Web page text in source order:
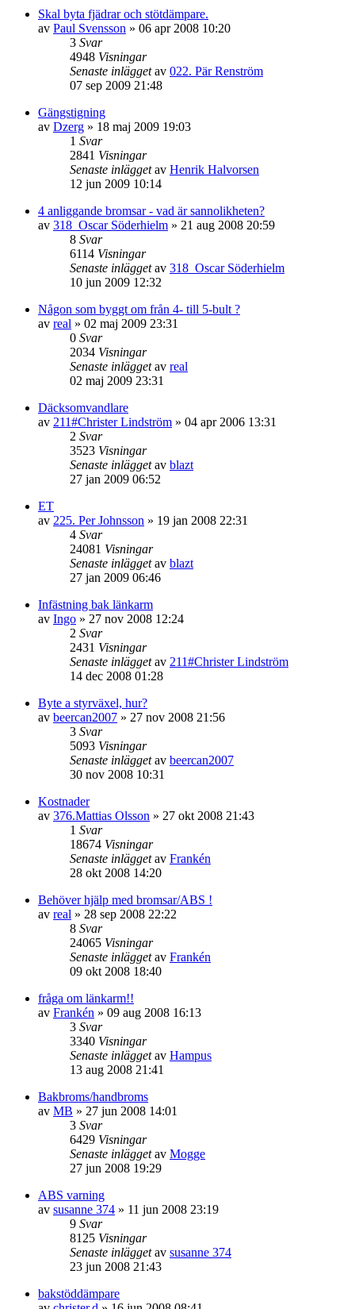
Skal byta fjädrar och stötdämpare.
av Paul Svensson » 06 apr 2008 10:20
3 Svar
4948 Visningar
Senaste inläggetav 022. Pär Renström
07 sep 2009 21:48
Gängstigning
av Dzerg » 18 maj 2009 19:03
1 Svar
2841 Visningar
Senaste inläggetav Henrik Halvorsen
12 jun 2009 10:14
4 anliggande bromsar - vad är sannolikheten?
av 318_Oscar Söderhielm » 21 aug 2008 20:59
8 Svar
6114 Visningar
Senaste inläggetav 318_Oscar Söderhielm
10 jun 2009 12:32
Någon som byggt om från 4- till 5-bult ?
av real » 02 maj 2009 23:31
0 Svar
2034 Visningar
Senaste inläggetav real
02 maj 2009 23:31
Däcksomvandlare
av 211#Christer Lindström » 04 apr 2006 13:31
2 Svar
3523 Visningar
Senaste inläggetav blazt
27 jan 2009 06:52
ET
av 225. Per Johnsson » 19 jan 2008 22:31
4 Svar
24081 Visningar
Senaste inläggetav blazt
27 jan 2009 06:46
Infästning bak länkarm
av Ingo » 27 nov 2008 12:24
2 Svar
2431 Visningar
Senaste inläggetav 211#Christer Lindström
14 dec 2008 01:28
Byte a styrväxel, hur?
av beercan2007 » 27 nov 2008 21:56
3 Svar
5093 Visningar
Senaste inläggetav beercan2007
30 nov 2008 10:31
Kostnader
av 376.Mattias Olsson » 27 okt 2008 21:43
1 Svar
18674 Visningar
Senaste inläggetav Frankén
28 okt 2008 14:20
Behöver hjälp med bromsar/ABS !
av real » 28 sep 2008 22:22
8 Svar
24065 Visningar
Senaste inläggetav Frankén
09 okt 2008 18:40
fråga om länkarm!!
av Frankén » 09 aug 2008 16:13
3 Svar
3340 Visningar
Senaste inläggetav Hampus
13 aug 2008 21:41
Bakbroms/handbroms
av MB » 27 jun 2008 14:01
3 Svar
6429 Visningar
Senaste inläggetav Mogge
27 jun 2008 19:29
ABS varning
av susanne 374 » 11 jun 2008 23:19
9 Svar
8125 Visningar
Senaste inläggetav susanne 374
23 jun 2008 21:43
bakstöddämpare